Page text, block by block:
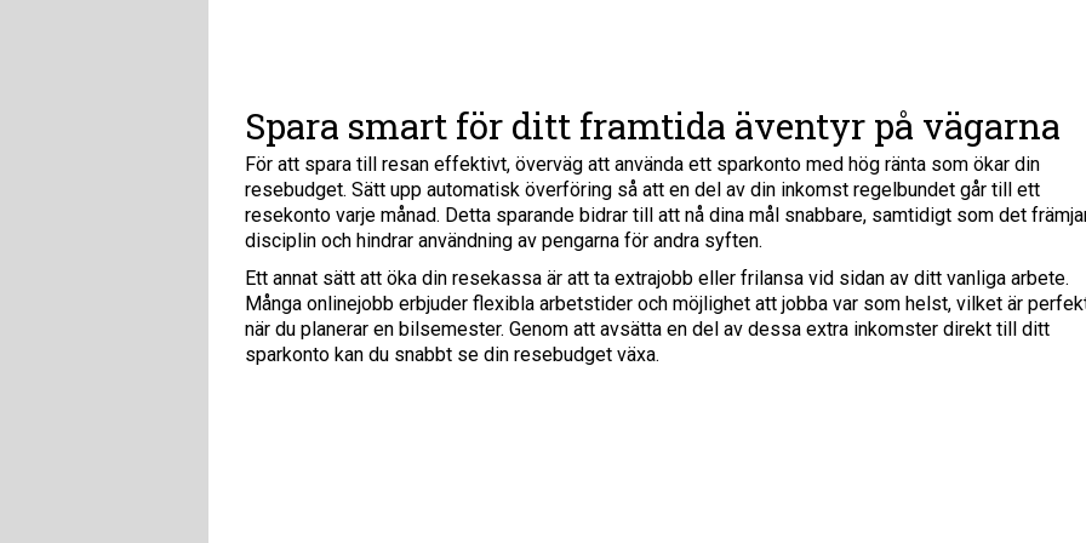
Spara smart för ditt framtida äventyr på vägarna
För att spara till resan effektivt, överväg att använda ett sparkonto med hög ränta som ökar din
resebudget. Sätt upp automatisk överföring så att en del av din inkomst regelbundet går till ett
resekonto varje månad. Detta sparande bidrar till att nå dina mål snabbare, samtidigt som det
disciplin och hindrar användning av pengarna för andra syften.
Ett annat sätt att öka din resekassa är att ta extrajobb eller frilansa vid sidan av ditt vanliga arbete.
Många onlinejobb erbjuder flexibla arbetstider och möjlighet att jobba var som helst, vilket är
när du planerar en bilsemester. Genom att avsätta en del av dessa extra inkomster direkt till ditt
sparkonto kan du snabbt se din resebudget växa.